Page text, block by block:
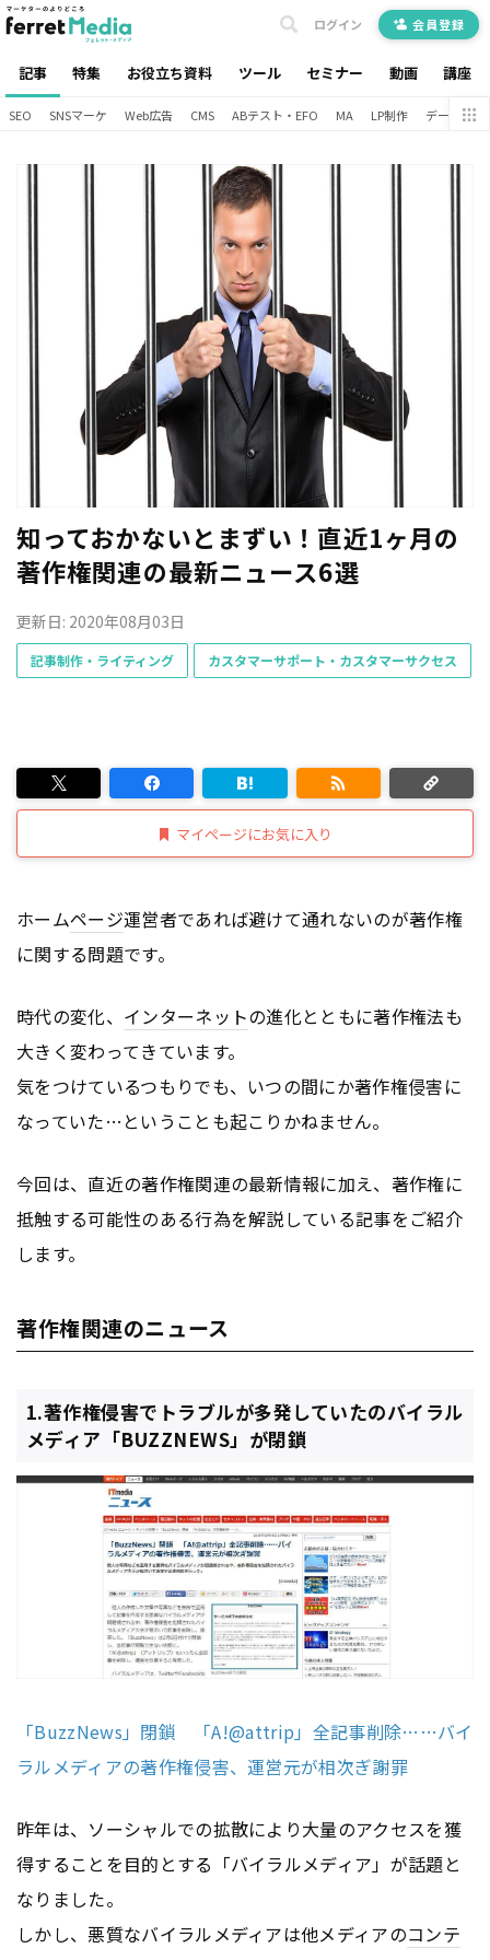
記事 特集 お役立ち資料 ツール セミナー 動画 講座
ログイン 会員登録
SEO SNSマーケ Web広告 CMS ABテスト・EFO MA LP制作 データ分析
知っておかないとまずい！直近1ヶ月の
著作権関連の最新ニュース6選
更新日: 2020年08月03日
記事制作・ライティング カスタマーサポート・カスタマーサクセス
マイページにお気に入り
ホームページ運営者であれば避けて通れないのが著作権
に関する問題です。
時代の変化、 インターネットの進化とともに著作権法も
大きく変わってきています。
気をつけているつもりでも、いつの間にか著作権侵害に
なっていた…ということも起こりかねません。
今回は、直近の著作権関連の最新情報に加え、著作権に
抵触する可能性のある行為を解説している記事をご紹介
します。
著作権関連のニュース
1.著作権侵害でトラブルが多発していたのバイラル
メディア「BUZZNEWS」が閉鎖
「BuzzNews」閉鎖 「A!@attrip」全記事削除……バイ
ラルメディアの著作権侵害、運営元が相次ぎ謝罪
昨年は、ソーシャルでの拡散により大量のアクセスを獲
得することを目的とする「バイラルメディア」が話題と
なりました。
しかし、悪質なバイラルメディアは他メディアのコンテ